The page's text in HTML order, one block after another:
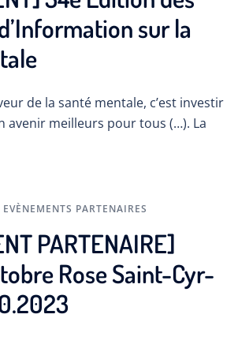
sur la
de la santé mentale, c’est investir
avenir meilleurs pour tous (…). La
EVÈNEMENTS PARTENAIRES
PARTENAIRE]
Rose Saint-Cyr-